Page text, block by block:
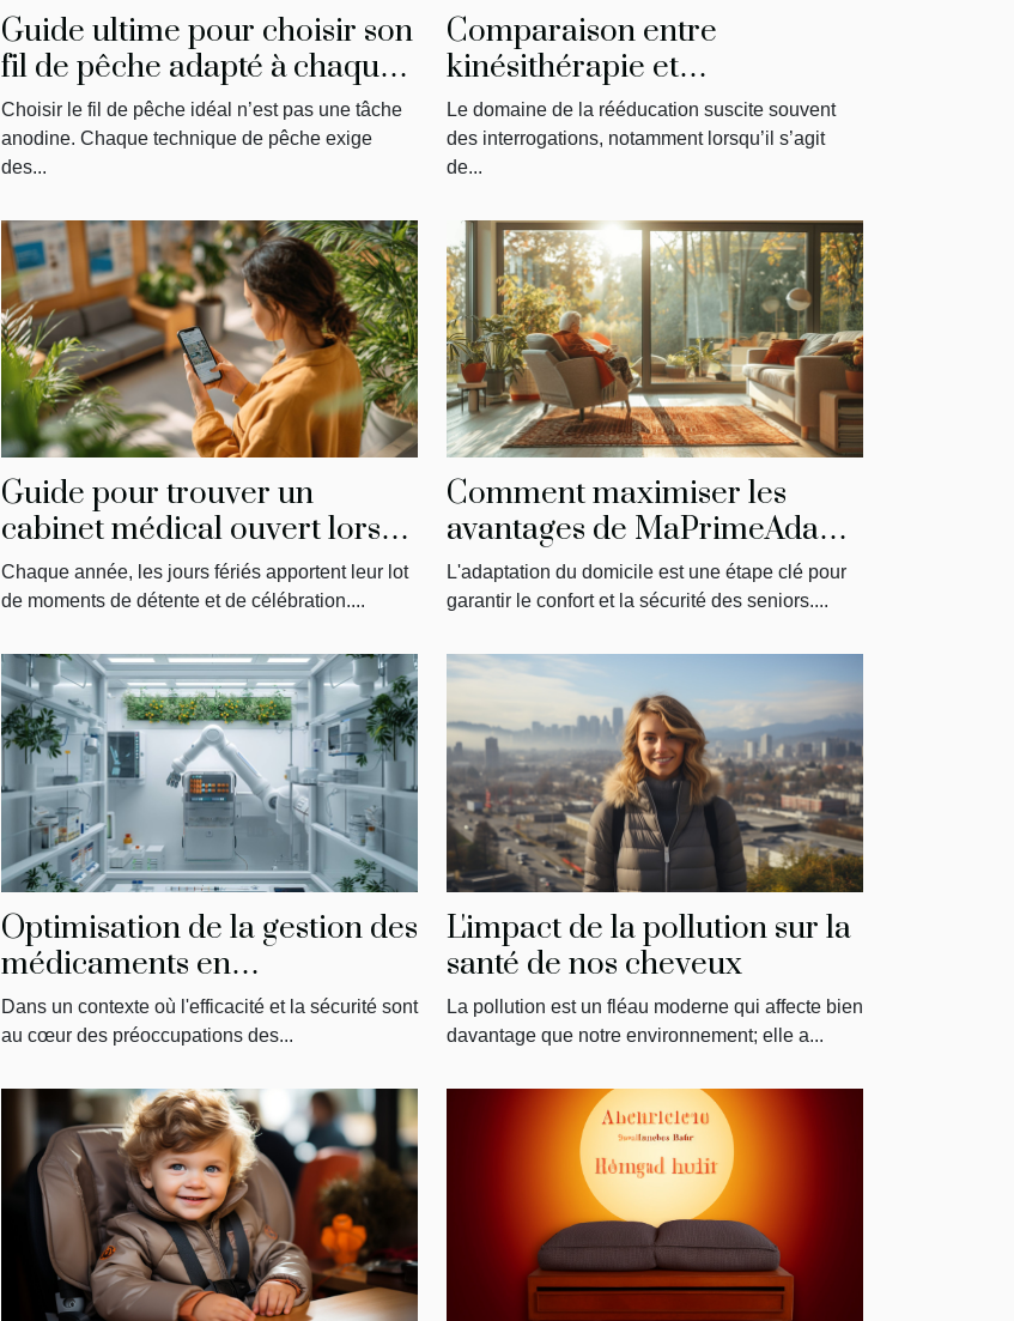
Guide ultime pour choisir son
fil de pêche adapté à chaque
technique
Choisir le fil de pêche idéal n’est pas une tâche
anodine. Chaque technique de pêche exige
des...
Comparaison entre
kinésithérapie et
physiothérapie : ce qu'il faut
savoir
Le domaine de la rééducation suscite souvent
des interrogations, notamment lorsqu’il s’agit
de...
Guide pour trouver un
cabinet médical ouvert lors
des jours fériés
Chaque année, les jours fériés apportent leur lot
de moments de détente et de célébration....
Comment maximiser les
avantages de MaPrimeAdapt'
pour l'aménagement du
domicile des seniors
L'adaptation du domicile est une étape clé pour
garantir le confort et la sécurité des seniors....
Optimisation de la gestion des
médicaments en
établissements de soins
Dans un contexte où l'efficacité et la sécurité sont
au cœur des préoccupations des...
L'impact de la pollution sur la
santé de nos cheveux
La pollution est un fléau moderne qui affecte bien
davantage que notre environnement; elle a...